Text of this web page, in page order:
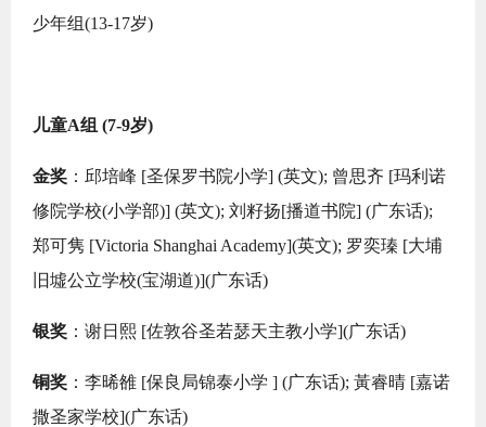
少年组(13-17岁)
儿童A组 (7-9岁)
金奖 ：邱培峰 [圣保罗书院小学] (英文); 曾思齐 [玛利诺
修院学校(小学部)] (英文); 刘籽扬[播道书院] (广东话);
郑可隽 [Victoria Shanghai Academy](英文); 罗奕瑧 [大埔
旧墟公立学校(宝湖道)](广东话)
银奖 ：谢日熙 [佐敦谷圣若瑟天主教小学](广东话)
铜奖 ：李晞雒 [保良局锦泰小学 ] (广东话); 黃睿晴 [嘉诺
撒圣家学校](广东话)